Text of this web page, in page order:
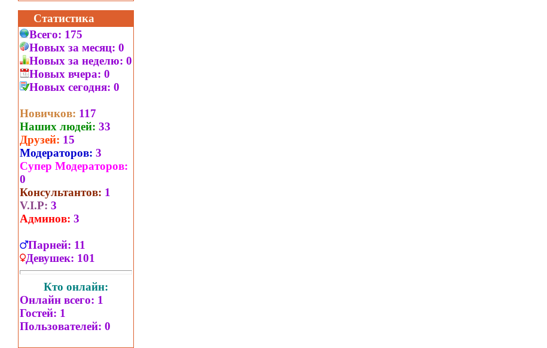
Статистика
Всего: 175
Новых за месяц: 0
Новых за неделю: 0
Новых вчера: 0
Новых сегодня: 0
Новичков: 117
Наших людей: 33
Друзей: 15
Модераторов: 3
Супер Модераторов:
0
Консультантов: 1
V.I.P: 3
Админов: 3
Парней: 11
Девушек: 101
Кто онлайн:
Онлайн всего: 1
Гостей: 1
Пользователей: 0